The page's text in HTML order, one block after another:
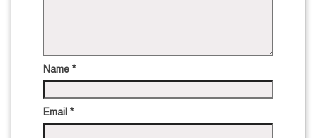
Name *
Email *